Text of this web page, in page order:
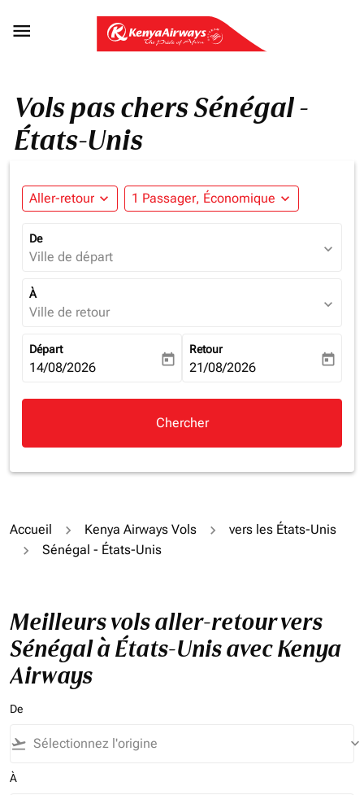

Vols pas chers Sénégal -
États-Unis
Aller-retour expand_more 1 Passager, Économique expand_more
De
Ville de départ expand_more
À
Ville de retour expand_more
Départ
fc-booking-departure-date-aria-label
14/08/2026 today
Retour
fc-booking-return-date-aria-
21/08/2026 today
Chercher
Accueil Kenya Airways Vols
vers les États-Unis
Sénégal - États-Unis
Meilleurs vols aller-retour vers
Sénégal à États-Unis avec Kenya
Airways
De
flight_takeoff keyboard_arrow_down
À